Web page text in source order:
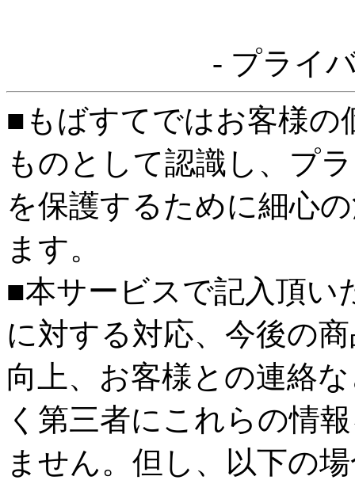
- プライ
■もばすてではお客様の
ものとして認識し、プ
を保護するために細心
ます。
■本サービスで記入頂い
に対する対応、今後の
向上、お客様との連絡
く第三者にこれらの情
ません。但し、以下の